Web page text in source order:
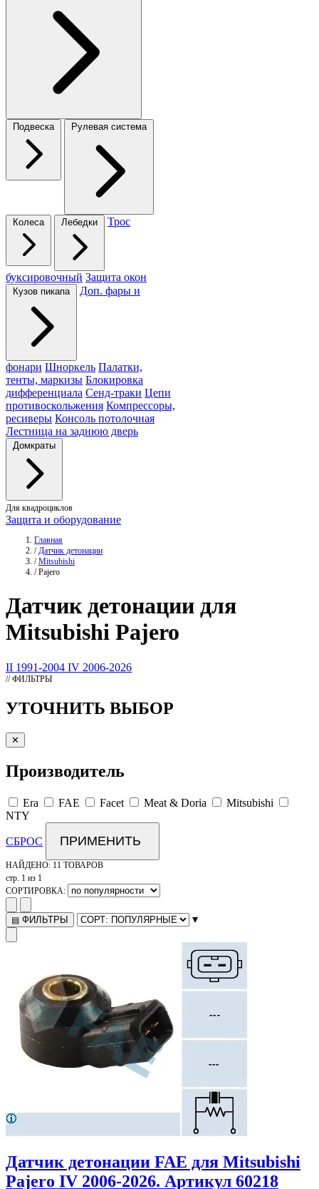
Подвеска Рулевая система
Колеса Лебедки Трос
буксировочный Защита окон
Кузов пикапа Доп. фары и
фонари Шноркель Палатки,
тенты, маркизы Блокировка
дифференциала Сенд-траки Цепи
противоскольжения Компрессоры,
ресиверы Консоль потолочная
Лестница на заднюю дверь
Домкраты
Для квадроциклов
Защита и оборудование
Главная
/ Датчик детонации
/ Mitsubishi
/ Pajero
Датчикдетонации для
Mitsubishi Pajero
II 1991-2004 IV 2006-2026
// ФИЛЬТРЫ
УТОЧНИТЬ ВЫБОР
✕
Производитель
Era FAE Facet Meat & Doria
Mitsubishi
NTY
СБРОС ПРИМЕНИТЬ
НАЙДЕНО: 11 ТОВАРОВ
стр. 1 из 1
СОРТИРОВКА:
▤ ФИЛЬТРЫ ▾
Датчик детонации FAE для Mitsubishi
Pajero IV 2006-2026. Артикул 60218